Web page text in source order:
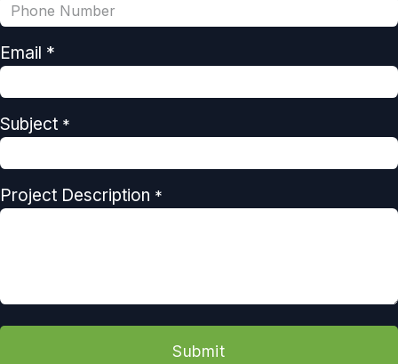
Email *
Subject *
Project Description *
Submit